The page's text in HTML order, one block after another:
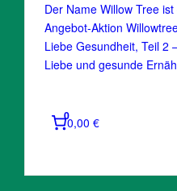
Der Name Willow Tree
Angebot-Aktion
Liebe Gesundheit, Teil 2
Liebe und gesunde
00,00 €